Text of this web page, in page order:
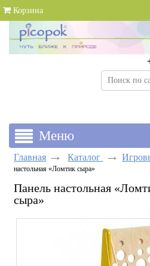
Корзина
Главная Каталог
настольная «Ломтик сыра»
Панель настольная
сыра»